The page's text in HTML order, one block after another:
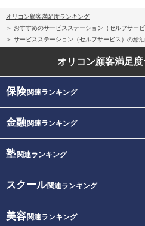
オリコン顧客満足度ランキング
おすすめのサービスステーション（セルフサー
サービスステーション（セルフサービス）の給
オリコン顧客満足度
保険関連ランキング
金融関連ランキング
塾関連ランキング
スクール関連ランキング
美容関連ランキング